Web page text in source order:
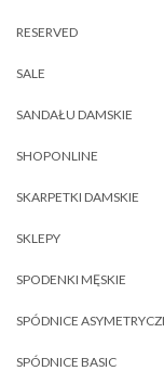
RESERVED
SALE
SANDAŁU DAMSKIE
SHOPONLINE
SKARPETKI DAMSKIE
SKLEPY
SPODENKI MĘSKIE
SPÓDNICE
SPÓDNICE BASIC